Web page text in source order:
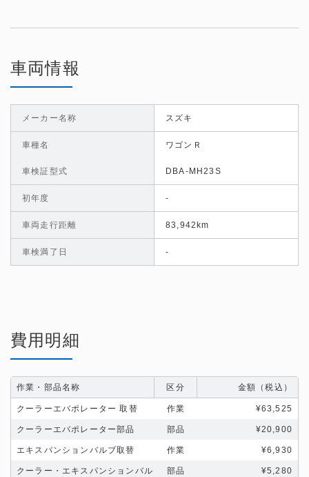
車両情報
メーカー名称 スズキ
車種名 ワゴンＲ
車検証型式 DBA-MH23S
初年度 -
車両走行距離 83,942km
車検満了日 -
費用明細
作業・部品名称 区分 金額（税込）
クーラーエバポレーター 取替 作業 ¥63,525
クーラーエバポレーター部品 部品 ¥20,900
エキスパンションバルブ取替 作業 ¥6,930
クーラー・エキスパンションバル
部品 ¥5,280